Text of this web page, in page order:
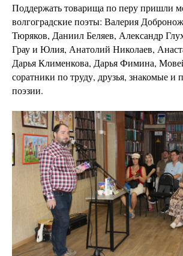
Поддержать товарища по перу пришли
волгоградские поэты: Валерия
Тюряков, Даниил Беляев, Александр
Грау и Юлия, Анатолий Николаев,
Дарья Клименкова, Дарья Фимина,
соратники по труду, друзья, знакомые и
поэзии.